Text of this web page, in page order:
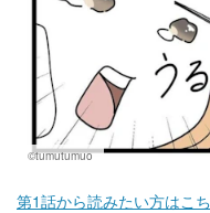
©tumutumuo
第1話から読みたい方はこ